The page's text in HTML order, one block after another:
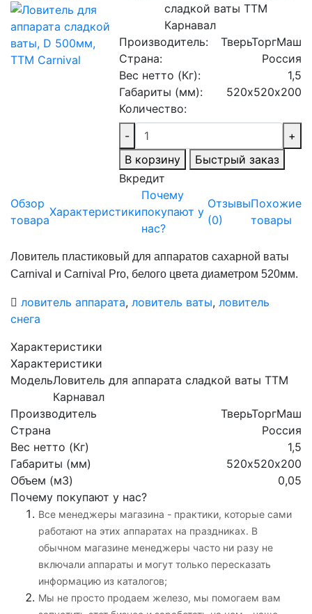
сладкой ваты ТТМ
Карнавал
Производитель:
ТверьТоргМаш
Страна:
Россия
Вес нетто (Кг):
1,5
Габариты (мм):
520х520х200
Количество:
-
+
В корзину
Быстрый заказ
Вкредит
Обзор
товара
Характеристики
Почему
покупают у
нас?
Отзывы
(0)
Похожие
товары
Ловитель пластиковый для аппаратов сахарной ваты
Carnival и Carnival Pro, белого цвета диаметром 520мм.
ловитель аппарата, ловитель ваты, ловитель
снега
Характеристики
Характеристики
МодельЛовитель для аппарата сладкой ваты ТТМ
Карнавал
Производитель
ТверьТоргМаш
Страна
Россия
Вес нетто (Кг)
1,5
Габариты (мм)
520х520х200
Объем (м3)
0,05
Почему покупают у нас?
Все менеджеры магазина - практики, которые сами
работают на этих аппаратах на праздниках. В
обычном магазине менеджеры часто ни разу не
включали аппараты и могут только пересказать
информацию из каталогов;
Мы не просто продаем железо, мы помогаем вам